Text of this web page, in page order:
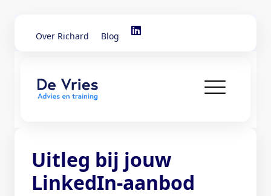
Over Richard Blog
Uitleg bij jouw
LinkedIn-aanbod